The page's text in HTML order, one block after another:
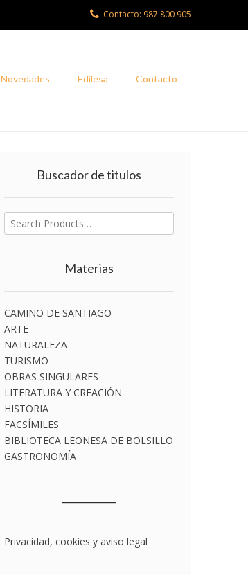
Contacto: 987 800 905
Novedades Edilesa Contacto
Buscador de titulos
Buscar
por:
Materias
CAMINO DE SANTIAGO
ARTE
NATURALEZA
TURISMO
OBRAS SINGULARES
LITERATURA Y CREACIÓN
HISTORIA
FACSÍMILES
BIBLIOTECA LEONESA DE BOLSILLO
GASTRONOMÍA
Privacidad, cookies y aviso legal